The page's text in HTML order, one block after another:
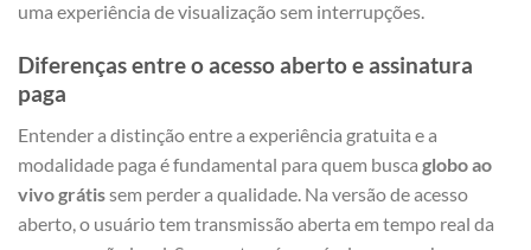
uma experiência de visualização sem interrupções.
Diferenças entre o acesso aberto e assinatura
paga
Entender a distinção entre a experiência gratuita e a
modalidade paga é fundamental para quem busca globo ao
vivo grátissem perder a qualidade. Na versão de acesso
aberto, o usuário tem transmissão aberta em tempo real da